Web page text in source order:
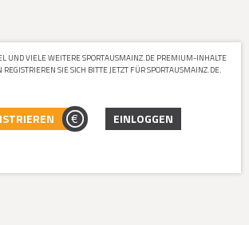
UND VIELE WEITERE SPORTAUSMAINZ.DE PREMIUM-INHALTE
SIE SICH BITTE JETZT FÜR SPORTAUSMAINZ.DE.
EINLOGGEN